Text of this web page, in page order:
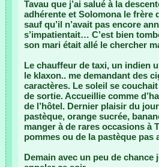
Tavau que j’ai salué à la
adhérente et Solomona le frère
sauf qu’il n’avait pas encore
s’impatientait… C’est bien
son mari était allé le chercher
Le chauffeur de taxi, un indien
le klaxon.. me demandant des
caractères. Le soleil se
de sortie. Accueillie comme
de l’hôtel. Dernier plaisir du
pastèque, orange sucrée,
manger à de rares occasions à
pommes ou de la pastèque pas
Demain avec un peu de